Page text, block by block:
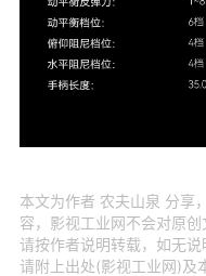
本文为作者 农夫山泉 分享
容，影视工业网不会对原创
请按作者说明转载，如无
请附上出处(影视工业网)及